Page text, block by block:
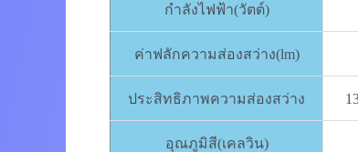
กำลังไฟฟ้า(วัตต์)
ค่าฟลักความส่องสว่าง(lm)
ประสิทธิภาพความส่องสว่าง
อุณภูมิสี(เคลวิน)